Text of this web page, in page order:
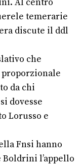
Al centro
temerarie
discute il ddl
che
proporzionale
da chi
dovesse
Lorusso e
Fnsi hanno
l’appello